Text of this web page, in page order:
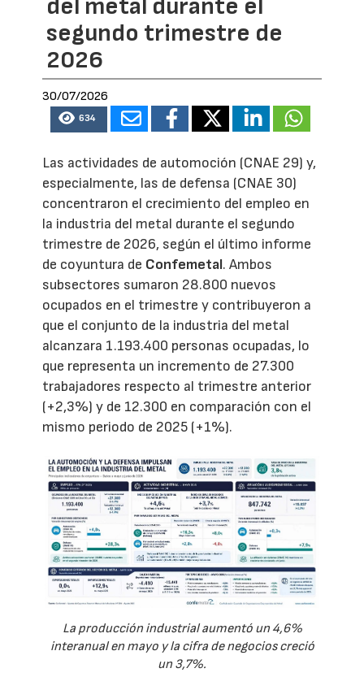
del metal durante el
segundo trimestre de
2026
30/07/2026
634
Las actividades de automoción (CNAE 29) y,
especialmente, las de defensa (CNAE 30)
concentraron el crecimiento del empleo en
la industria del metal durante el segundo
trimestre de 2026, según el último informe
de coyuntura de Confemetal. Ambos
subsectores sumaron 28.800 nuevos
ocupados en el trimestre y contribuyeron a
que el conjunto de la industria del metal
alcanzara 1.193.400 personas ocupadas, lo
que representa un incremento de 27.300
trabajadores respecto al trimestre anterior
(+2,3%) y de 12.300 en comparación con el
mismo periodo de 2025 (+1%).
La producción industrial aumentó un 4,6%
interanual en mayo y la cifra de negocios creció
un 3,7%.